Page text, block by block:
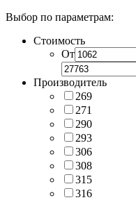
Выбор по параметрам:
Стоимость
От
Производитель
269
271
290
293
306
308
315
316